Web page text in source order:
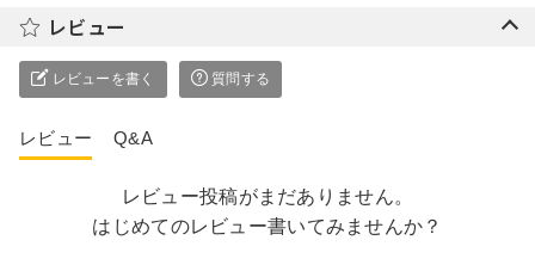
レビュー
レビューを書く 質問する
レビュー Q&A
レビュー投稿がまだありません。
はじめてのレビュー書いてみませんか？